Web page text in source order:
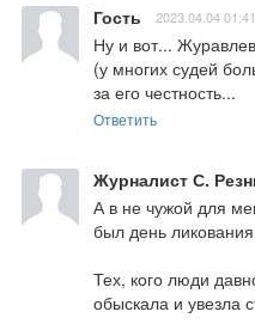
Гость 2023.04.04 01:41
Ну и вот...
(у многих судей
за его честность...
Ответить
Журналист С.
А в не чужой для
был день
Тех, кого люди
обыскала и увезла